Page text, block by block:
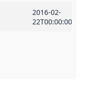
2016-02-
22T00:00:00Z
eller